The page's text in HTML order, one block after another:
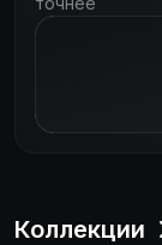
Коллекции